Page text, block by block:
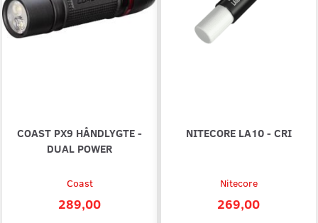
COAST PX9 HÅNDLYGTE -
DUAL POWER
Coast
289,00
NITECORE LA10 - CRI
Nitecore
269,00